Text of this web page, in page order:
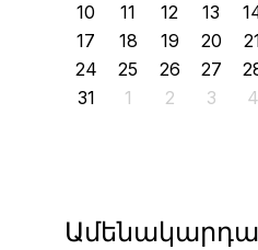
10
11 12 13
17
18 19 20
24
25 26 27
31
1 2 3 4